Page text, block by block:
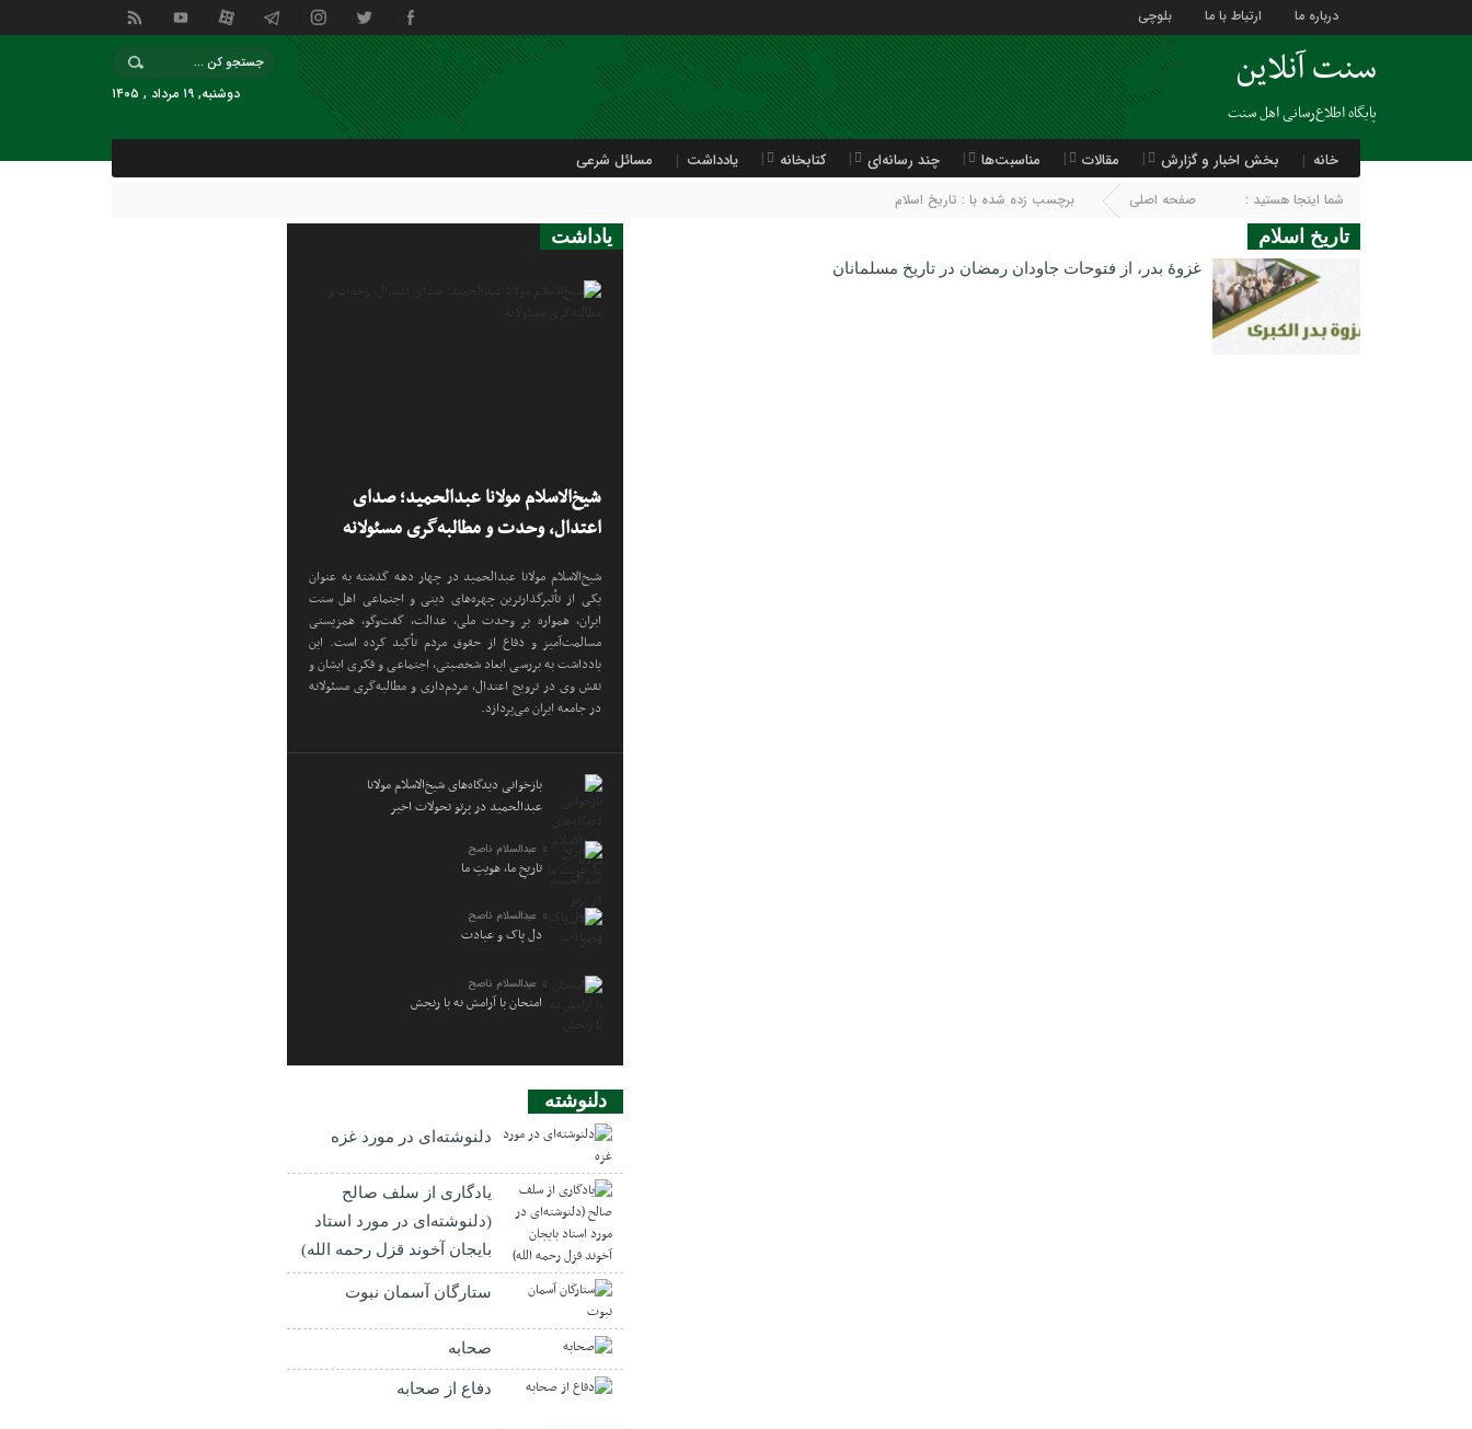
درباره ما ارتباط با ما بلوچی
سنت آنلاین
پایگاه اطلاع‌رسانی اهل سنت
دوشنبه, ۱۹ مرداد , ۱۴۰۵
خانه بخش اخبار و گزارش مقالات مناسبت‌ها چند رسانه‌ای کتابخانه یادداشت مسائل شرعی
شما اینجا هستید : صفحه اصلی برچسب زده شده با : تاریخ اسلام
تاریخ اسلام
17 مارس 2025
غزوهٔ بدر، از فتوحات جاودان رمضان در تاریخ مسلمانان
یاداشت
شیخ‌الاسلام مولانا عبدالحمید؛ صدای
اعتدال، وحدت و مطالبه‌گری مسئولانه
شیخ‌الاسلام مولانا عبدالحمید در چهار دهه گذشته به عنوان
یکی از تأثیرگذارترین چهره‌های دینی و اجتماعی اهل سنت
ایران، همواره بر وحدت ملی، عدالت، گفت‌وگو، همزیستی
مسالمت‌آمیز و دفاع از حقوق مردم تأکید کرده است. این
یادداشت به بررسی ابعاد شخصیتی، اجتماعی و فکری ایشان و
نقش وی در ترویج اعتدال، مردم‌داری و مطالبه‌گری مسئولانه
در جامعه ایران می‌پردازد.
بازخوانی دیدگاه‌های شیخ‌الاسلام مولانا
عبدالحمید در پرتو تحولات اخیر
عبدالسلام ناصح
تاریخِ ما، هویتِ ما
عبدالسلام ناصح
دل پاک و عبادت
عبدالسلام ناصح
امتحان با آرامش نه با رنجش
دلنوشته
دلنوشته‌ای در مورد غزه
یادگاری از سلف صالح
(دلنوشته‌ای در مورد استاد
بایجان آخوند قزل رحمه الله)
ستارگان آسمان نبوت
صحابه
دفاع از صحابه